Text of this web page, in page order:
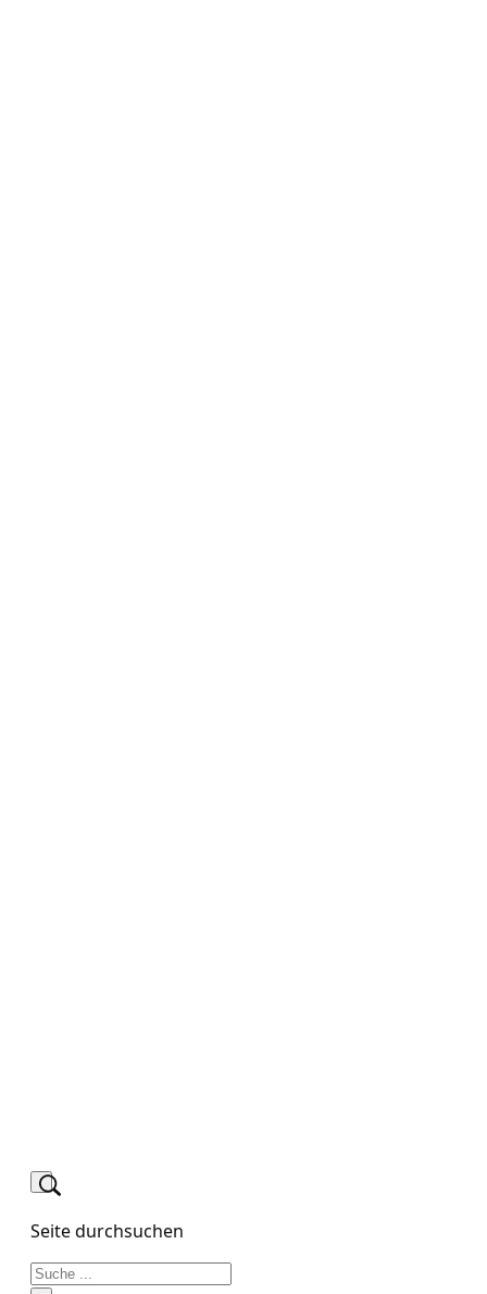
Seite durchsuchen
Suchen